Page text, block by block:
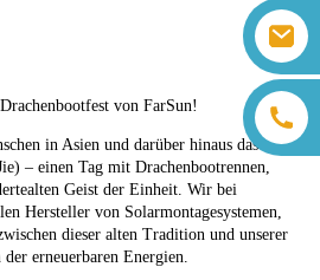
von FarSun!
in Asien und darüber hinaus das
– einen Tag mit Drachenbootrennen,
Geist der Einheit. Wir bei
Hersteller von Solarmontagesystemen,
dieser alten Tradition und unserer
erneuerbaren Energien.